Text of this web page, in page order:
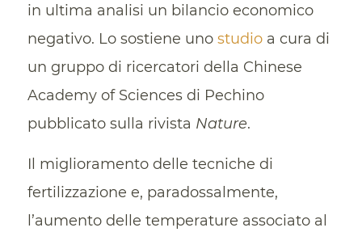
in ultima analisi un bilancio economico
negativo. Lo sostiene uno studioa cura di
un gruppo di ricercatori della Chinese
Academy of Sciences di Pechino
pubblicato sulla rivista Nature.
Il miglioramento delle tecniche di
fertilizzazione e, paradossalmente,
l’aumento delle temperature associato al